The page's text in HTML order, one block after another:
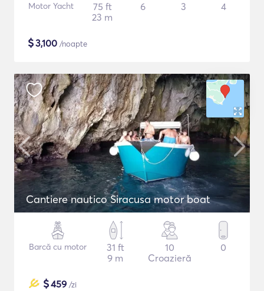
Motor Yacht
75 ft
23 m
6 3 4
$3,100 /noapte
Cantiere nautico Siracusa motor boat
Barcă cu motor
31 ft
9 m
10
Croazieră
0
$459 /zi